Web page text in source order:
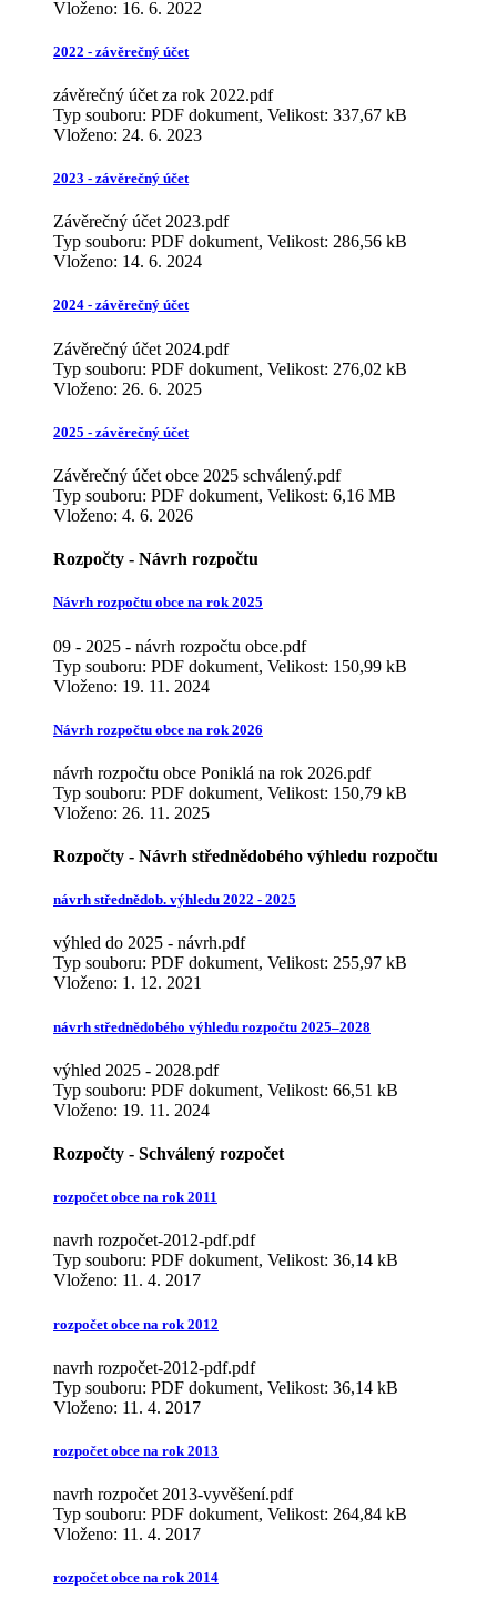
Vloženo: 16. 6. 2022
2022 - závěrečný účet
závěrečný účet za rok 2022.pdf
Typ souboru: PDF dokument, Velikost: 337,67 kB
Vloženo: 24. 6. 2023
2023 - závěrečný účet
Závěrečný účet 2023.pdf
Typ souboru: PDF dokument, Velikost: 286,56 kB
Vloženo: 14. 6. 2024
2024 - závěrečný účet
Závěrečný účet 2024.pdf
Typ souboru: PDF dokument, Velikost: 276,02 kB
Vloženo: 26. 6. 2025
2025 - závěrečný účet
Závěrečný účet obce 2025 schválený.pdf
Typ souboru: PDF dokument, Velikost: 6,16 MB
Vloženo: 4. 6. 2026
Rozpočty - Návrh rozpočtu
Návrh rozpočtu obce na rok 2025
09 - 2025 - návrh rozpočtu obce.pdf
Typ souboru: PDF dokument, Velikost: 150,99 kB
Vloženo: 19. 11. 2024
Návrh rozpočtu obce na rok 2026
návrh rozpočtu obce Poniklá na rok 2026.pdf
Typ souboru: PDF dokument, Velikost: 150,79 kB
Vloženo: 26. 11. 2025
Rozpočty - Návrh střednědobého výhledu rozpočtu
návrh střednědob. výhledu 2022 - 2025
výhled do 2025 - návrh.pdf
Typ souboru: PDF dokument, Velikost: 255,97 kB
Vloženo: 1. 12. 2021
návrh střednědobého výhledu rozpočtu 2025–2028
výhled 2025 - 2028.pdf
Typ souboru: PDF dokument, Velikost: 66,51 kB
Vloženo: 19. 11. 2024
Rozpočty - Schválený rozpočet
rozpočet obce na rok 2011
navrh rozpočet-2012-pdf.pdf
Typ souboru: PDF dokument, Velikost: 36,14 kB
Vloženo: 11. 4. 2017
rozpočet obce na rok 2012
navrh rozpočet-2012-pdf.pdf
Typ souboru: PDF dokument, Velikost: 36,14 kB
Vloženo: 11. 4. 2017
rozpočet obce na rok 2013
navrh rozpočet 2013-vyvěšení.pdf
Typ souboru: PDF dokument, Velikost: 264,84 kB
Vloženo: 11. 4. 2017
rozpočet obce na rok 2014